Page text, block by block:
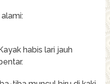
habis lari jauh